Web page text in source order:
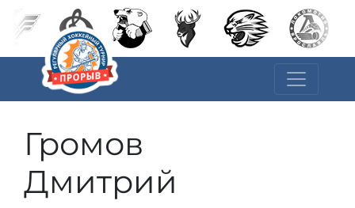
Громов
Дмитрий